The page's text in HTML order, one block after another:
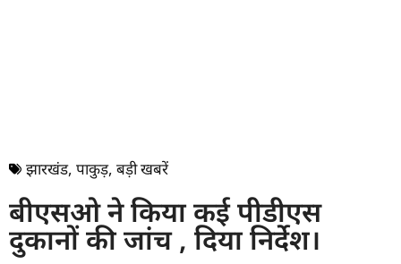
झारखंड, पाकुड़, बड़ी खबरें
बीएसओ ने किया कई पीडीएस
दुकानों की जांच , दिया निर्देश।